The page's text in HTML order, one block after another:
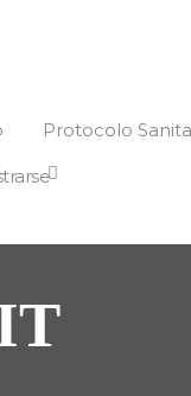
Protocolo